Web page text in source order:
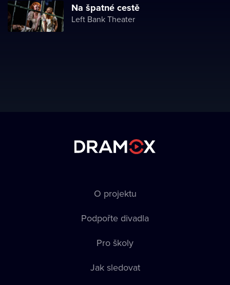
Na špatné cestě
Left Bank Theater
O projektu
Podpořte divadla
Pro školy
Jak sledovat